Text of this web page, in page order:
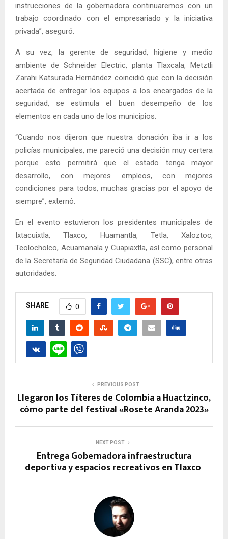
instrucciones de la gobernadora continuaremos con un
trabajo coordinado con el empresariado y la iniciativa
privada”, aseguró.
A su vez, la gerente de seguridad, higiene y medio
ambiente de Schneider Electric, planta Tlaxcala, Metztli
Zarahi Katsurada Hernández coincidió que con la decisión
acertada de entregar los equipos a los encargados de la
seguridad, se estimula el buen desempeño de los
elementos en cada uno de los municipios.
“Cuando nos dijeron que nuestra donación iba ir a los
policías municipales, me pareció una decisión muy certera
porque esto permitirá que el estado tenga mayor
desarrollo, con mejores empleos, con mejores
condiciones para todos, muchas gracias por el apoyo de
siempre”, externó.
En el evento estuvieron los presidentes municipales de
Ixtacuixtla, Tlaxco, Huamantla, Tetla, Xaloztoc,
Teolocholco, Acuamanala y Cuapiaxtla, así como personal
de la Secretaría de Seguridad Ciudadana (SSC), entre otras
autoridades.
SHARE 0
PREVIOUS POST
Llegaron los Títeres de Colombia a Huactzinco,
cómo parte del festival «Rosete Aranda 2023»
NEXT POST
Entrega Gobernadora infraestructura
deportiva y espacios recreativos en Tlaxco